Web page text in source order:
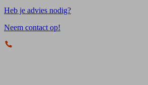
Heb je advies nodig?
Neem contact op!